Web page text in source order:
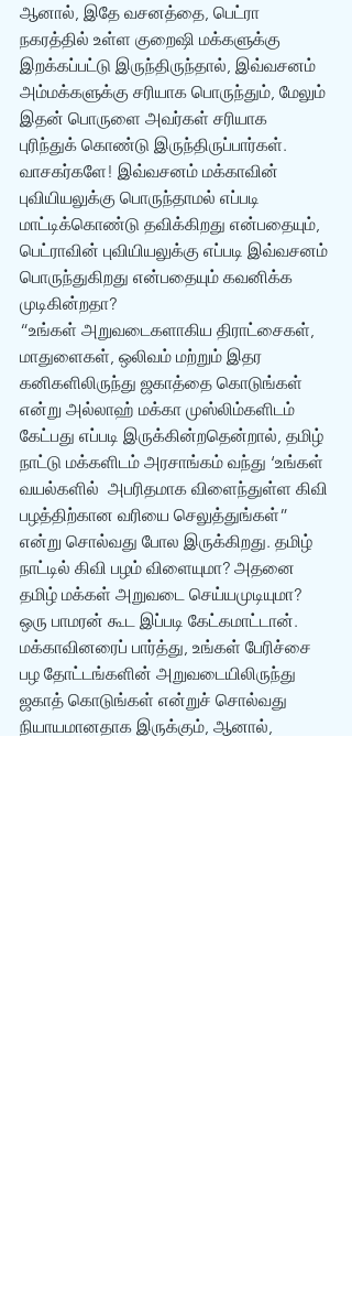
ஆனால், இதே வசனத்தை, பெட்ரா
நகரத்தில் உள்ள குறைஷி மக்களுக்கு
இறக்கப்பட்டு இருந்திருந்தால், இவ்வசனம்
அம்மக்களுக்கு சரியாக பொருந்தும், மேலும்
இதன் பொருளை அவர்கள் சரியாக
புரிந்துக் கொண்டு இருந்திருப்பார்கள்.
வாசகர்களே! இவ்வசனம் மக்காவின்
புவியியலுக்கு பொருந்தாமல் எப்படி
மாட்டிக்கொண்டு தவிக்கிறது என்பதையும்,
பெட்ராவின் புவியியலுக்கு எப்படி இவ்வசனம்
பொருந்துகிறது என்பதையும் கவனிக்க
முடிகின்றதா?
“உங்கள் அறுவடைகளாகிய திராட்சைகள்,
மாதுளைகள், ஒலிவம் மற்றும் இதர
கனிகளிலிருந்து ஜகாத்தை கொடுங்கள்
என்று அல்லாஹ் மக்கா முஸ்லிம்களிடம்
கேட்பது எப்படி இருக்கின்றதென்றால், தமிழ்
நாட்டு மக்களிடம் அரசாங்கம் வந்து ‘உங்கள்
வயல்களில்  அபரிதமாக விளைந்துள்ள கிவி
பழத்திற்கான வரியை செலுத்துங்கள்”
என்று சொல்வது போல இருக்கிறது. தமிழ்
நாட்டில் கிவி பழம் விளையுமா? அதனை
தமிழ் மக்கள் அறுவடை செய்யமுடியுமா?
ஒரு பாமரன் கூட இப்படி கேட்கமாட்டான்.
மக்காவினரைப் பார்த்து, உங்கள் பேரிச்சை
பழ தோட்டங்களின் அறுவடையிலிருந்து
ஜகாத் கொடுங்கள் என்றுச் சொல்வது
நியாயமானதாக இருக்கும், ஆனால்,